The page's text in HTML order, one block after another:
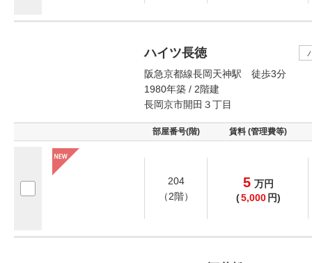
ハイツ長徳
阪急京都線長岡天神駅 徒歩3分
1980年築 / 2階建
長岡京市開田３丁目
部屋番号(階) 賃料 (管理費等)
204
（2階）
5 万円
(5,000 円)